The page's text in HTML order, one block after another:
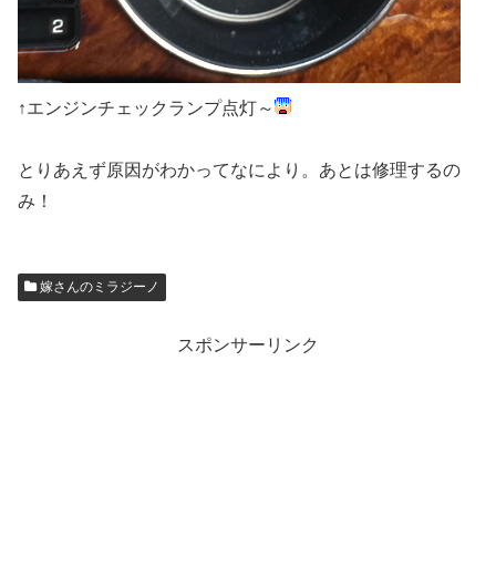
↑エンジンチェックランプ点灯～
とりあえず原因がわかってなにより。あとは修理するの
み！
嫁さんのミラジーノ
スポンサーリンク